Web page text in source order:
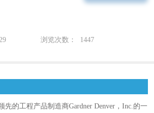
浏览次数： 1447
先的工程产品制造商Gardner Denver，Inc.的一